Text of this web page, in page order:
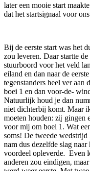
later een mooie start
dat het startsignaal voor
Bij de eerste start was het
zou leveren. Daar startte
stuurboord voor het veld
eiland en dan naar de
tegenstanders heel ver aan
boei 1 en dan voor-de-
Natuurlijk houd je dan
niet dichterbij komt. Maar
moeten houden: zij gingen
voor mij om boei 1. Wat
soms! De tweede wedstrijd
nam dus dezelfde slag
voordeel opleverde. Even
anderen zou eindigen,